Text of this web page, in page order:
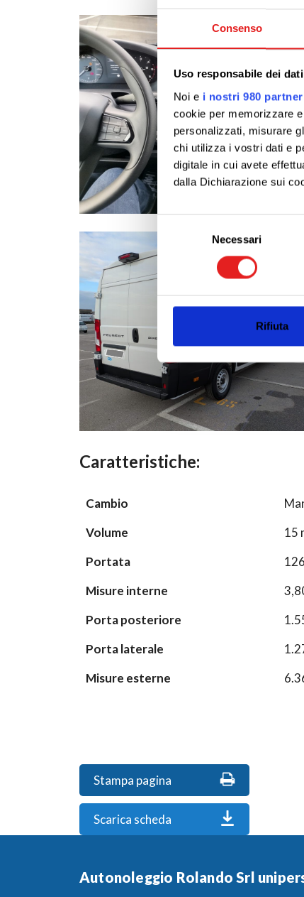
Consenso
Uso responsabile dei dati
Noi e i nostri 980 partner
cookie per memorizzare
personalizzati, misurare
chi utilizza i vostri dati e
digitale in cui avete
dalla Dichiarazione sui
Approfondisci come
modificare o ritirare il tuo
Utilizziamo i cookie per
consenso
Necessari
Rifiuta
Caratteristiche:
Cambio
Volume
15
Portata
Misure interne
Porta posteriore
Porta laterale
Misure esterne
Stampa pagina
Scarica scheda
Autonoleggio Rolando Srl